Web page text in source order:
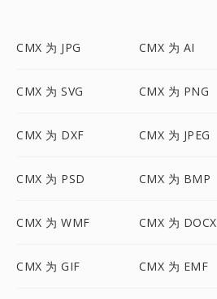
CMX 为 JPG CMX 为 AI
CMX 为 SVG CMX 为 PNG
CMX 为 DXF CMX 为 JPEG
CMX 为 PSD CMX 为 BMP
CMX 为 WMF CMX 为 DOCX
CMX 为 GIF CMX 为 EMF